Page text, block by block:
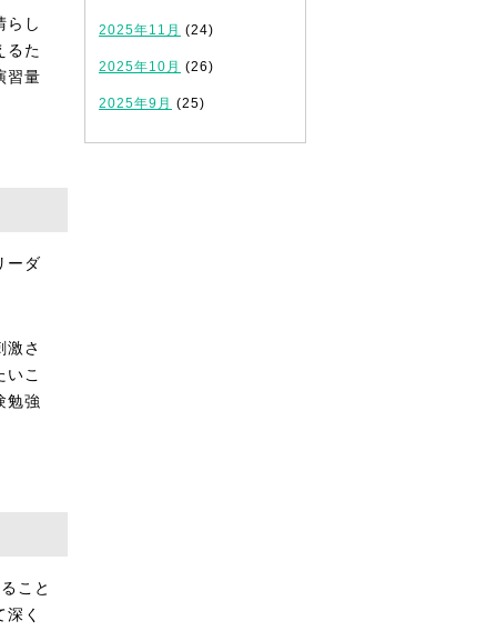
らし
るた
習量
ーダ
激さ
こ
勉強
こと
く
2025年11月 (24)
2025年10月 (26)
2025年9月 (25)